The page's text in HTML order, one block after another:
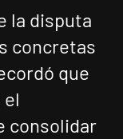
la disputa
concretas
que
el
consolidar